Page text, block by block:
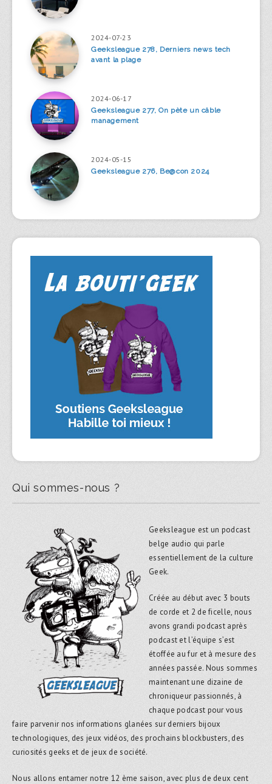
2024-07-23
Geeksleague 278, Derniers news tech
avant la plage
2024-06-17
Geeksleague 277, On pète un câble
management
2024-05-15
Geeksleague 276, Be@con 2024
Qui sommes-nous ?
Geeksleague est un podcast
belge audio qui parle
essentiellement de la culture
Geek.
Créée au début avec 3 bouts
de corde et 2 de ficelle, nous
avons grandi podcast après
podcast et l’équipe s’est
étoffée au fur et à mesure des
années passée. Nous sommes
maintenant une dizaine de
chroniqueur passionnés, à
chaque podcast pour vous
faire parvenir nos informations glanées sur derniers bijoux
technologiques, des jeux vidéos, des prochains blockbusters, des
curiosités geeks et de jeux de société.
Nous allons entamer notre 12 ème saison, avec plus de deux cent